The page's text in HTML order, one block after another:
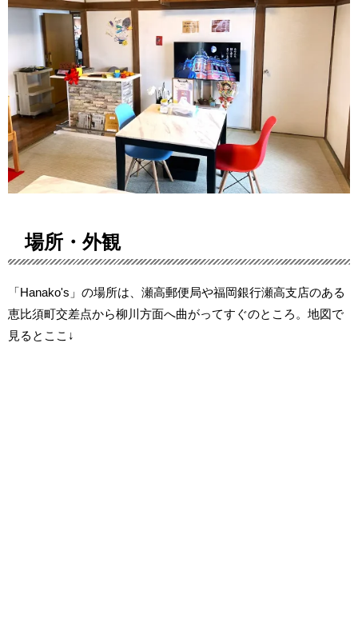
場所・外観
「Hanako's」の場所は、瀬高郵便局や福岡銀行瀬高支店のある
恵比須町交差点から柳川方面へ曲がってすぐのところ。地図で
見るとここ↓